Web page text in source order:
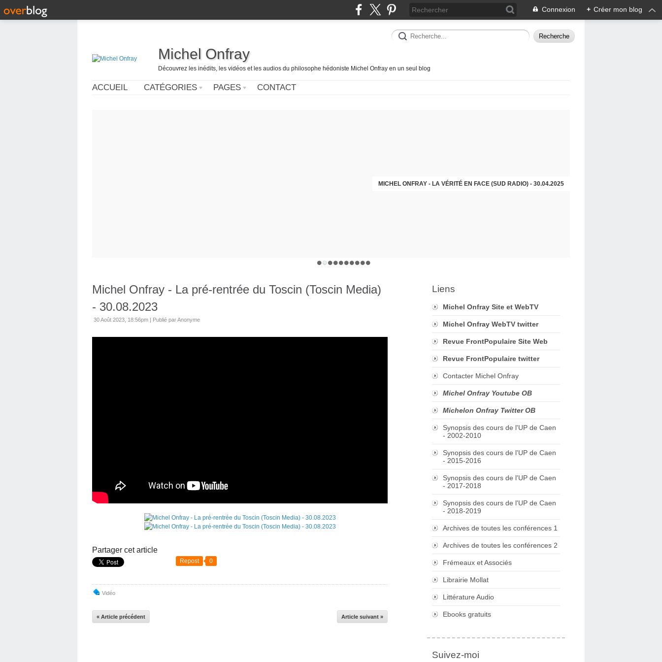
Connexion + Créer mon blog
Michel Onfray
Découvrez les inédits, les vidéos et les audios du philosophe hédoniste Michel Onfray en un seul blog
ACCUEIL CATÉGORIES PAGES CONTACT
MICHEL ONFRAY - LA VÉRITÉ EN FACE (SUD RADIO) - 30.04.2025
Michel Onfray - La pré-rentrée du Toscin (Toscin Media)
- 30.08.2023
30 Août 2023, 18:56pm | Publié par Anonyme
Partager cet article
Repost 0
Vidéo
« Article précédent Article suivant »
Liens
Michel Onfray Site et WebTV
Michel Onfray WebTV twitter
Revue FrontPopulaire Site Web
Revue FrontPopulaire twitter
Contacter Michel Onfray
Michel Onfray Youtube OB
Michelon Onfray Twitter OB
Synopsis des cours de l'UP de Caen
- 2002-2010
Synopsis des cours de l'UP de Caen
- 2015-2016
Synopsis des cours de l'UP de Caen
- 2017-2018
Synopsis des cours de l'UP de Caen
- 2018-2019
Archives de toutes les conférences 1
Archives de toutes les conférences 2
Frémeaux et Associés
Librairie Mollat
Littérature Audio
Ebooks gratuits
Suivez-moi